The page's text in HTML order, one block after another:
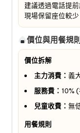
建議透過電話提
現場保留座位較少
價位與用餐規則
價位拆解
主力消費： 義
服務費： 10%
兒童收費： 無
用餐規則